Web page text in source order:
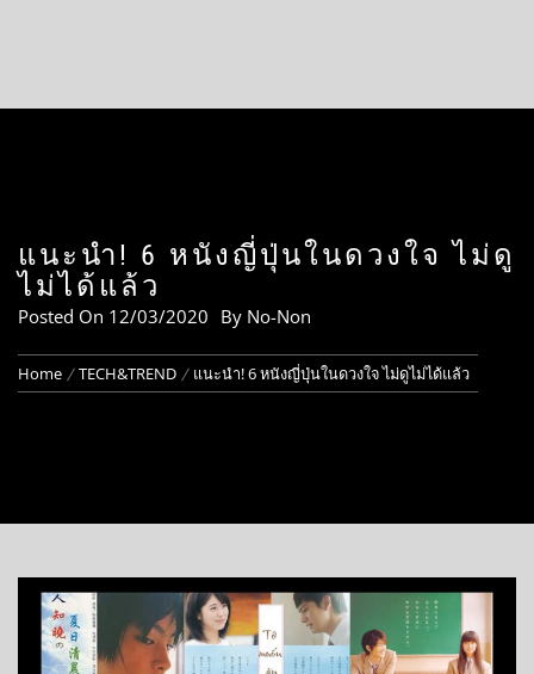
แนะนำ! 6 หนังญี่ปุ่นในดวงใจ ไม่ดู
ไม่ได้แล้ว
Posted On 12/03/2020 By No-Non
Home TECH&TREND แนะนำ! 6 หนังญี่ปุ่นในดวงใจ ไม่ดูไม่ได้แล้ว